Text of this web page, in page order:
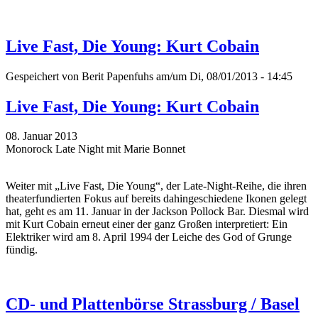
Live Fast, Die Young: Kurt Cobain
Gespeichert von Berit Papenfuhs am/um Di, 08/01/2013 - 14:45
Live Fast, Die Young: Kurt Cobain
08. Januar 2013
Monorock Late Night mit Marie Bonnet
Weiter mit „Live Fast, Die Young“, der Late-Night-Reihe, die ihren
theaterfundierten Fokus auf bereits dahingeschiedene Ikonen gelegt
hat, geht es am 11. Januar in der Jackson Pollock Bar. Diesmal wird
mit Kurt Cobain erneut einer der ganz Großen interpretiert: Ein
Elektriker wird am 8. April 1994 der Leiche des God of Grunge
fündig.
CD- und Plattenbörse Strassburg / Basel